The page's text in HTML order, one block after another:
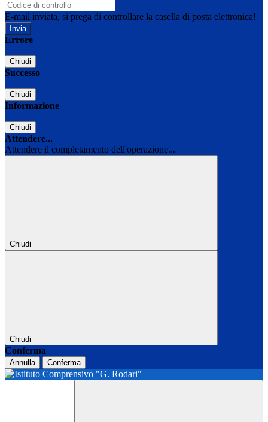
E-mail inviata, si prega di controllare la casella di posta elettronica!
Errore
Chiudi
Successo
Chiudi
Informazione
Chiudi
Attendere...
Attendere il completamento dell'operazione...
Chiudi
Chiudi
Conferma
Annulla Conferma